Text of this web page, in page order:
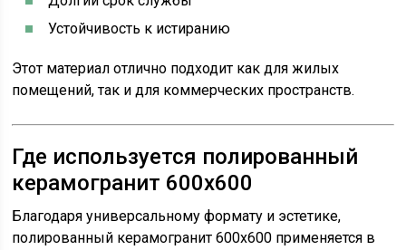
Устойчивость к истиранию
Этот материал отлично подходит как для жилых
помещений, так и для коммерческих пространств.
Где используется полированный
керамогранит 600x600
Благодаря универсальному формату и эстетике,
полированный керамогранит 600x600 применяется в